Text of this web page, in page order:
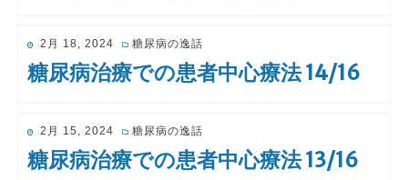
投
稿
日:
2月 18, 2024 糖尿病の逸話
糖尿病治療での患者中心療法 14/16
投
稿
日:
2月 15, 2024 糖尿病の逸話
糖尿病治療での患者中心療法 13/16